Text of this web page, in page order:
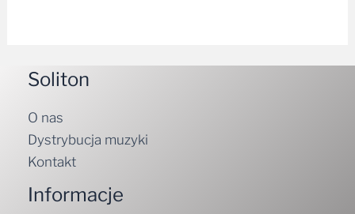
Soliton
O nas
Dystrybucja muzyki
Kontakt
Informacje